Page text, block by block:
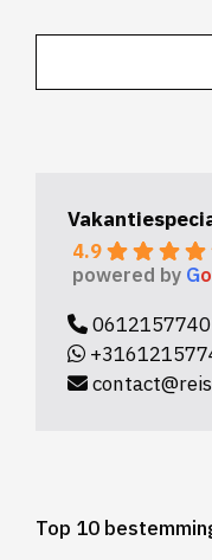
4.9
powered by Go
0612157740
Top 10